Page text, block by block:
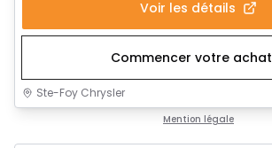
Voir les détails
Commencer votre achat
Ste-Foy Chrysler
Mention légale